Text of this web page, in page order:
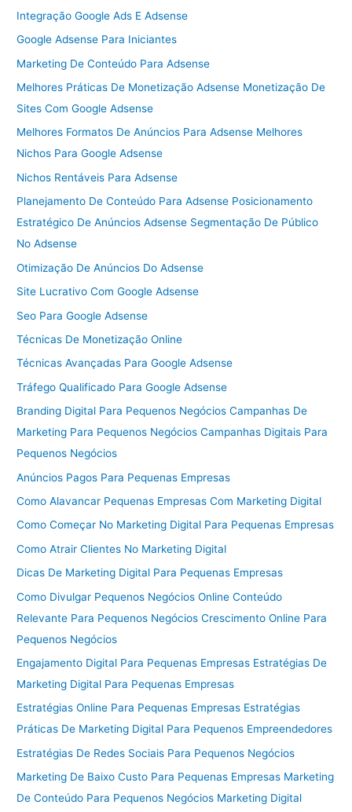
Integração Google Ads E Adsense
Google Adsense Para Iniciantes
Marketing De Conteúdo Para Adsense
Melhores Práticas De Monetização Adsense Monetização De
Sites Com Google Adsense
Melhores Formatos De Anúncios Para Adsense Melhores
Nichos Para Google Adsense
Nichos Rentáveis Para Adsense
Planejamento De Conteúdo Para Adsense Posicionamento
Estratégico De Anúncios Adsense Segmentação De Público
No Adsense
Otimização De Anúncios Do Adsense
Site Lucrativo Com Google Adsense
Seo Para Google Adsense
Técnicas De Monetização Online
Técnicas Avançadas Para Google Adsense
Tráfego Qualificado Para Google Adsense
Branding Digital Para Pequenos Negócios Campanhas De
Marketing Para Pequenos Negócios Campanhas Digitais Para
Pequenos Negócios
Anúncios Pagos Para Pequenas Empresas
Como Alavancar Pequenas Empresas Com Marketing Digital
Como Começar No Marketing Digital Para Pequenas Empresas
Como Atrair Clientes No Marketing Digital
Dicas De Marketing Digital Para Pequenas Empresas
Como Divulgar Pequenos Negócios Online Conteúdo
Relevante Para Pequenos Negócios Crescimento Online Para
Pequenos Negócios
Engajamento Digital Para Pequenas Empresas Estratégias De
Marketing Digital Para Pequenas Empresas
Estratégias Online Para Pequenas Empresas Estratégias
Práticas De Marketing Digital Para Pequenos Empreendedores
Estratégias De Redes Sociais Para Pequenos Negócios
Marketing De Baixo Custo Para Pequenas Empresas Marketing
De Conteúdo Para Pequenos Negócios Marketing Digital